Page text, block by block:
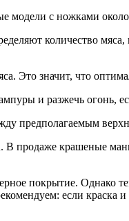
с ножками
количество
Это значит, что
и разжечь огонь,
предполагаемым
В продаже крашеные
покрытие. Однако
если краска